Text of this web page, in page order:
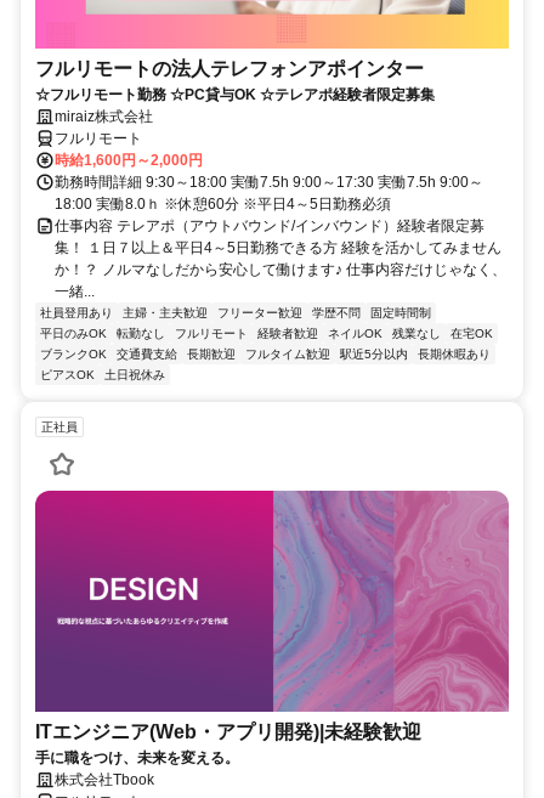
フルリモートの法人テレフォンアポインター
☆フルリモート勤務 ☆PC貸与OK ☆テレアポ経験者限定募集
miraiz株式会社
フルリモート
時給1,600円～2,000円
勤務時間詳細 9:30～18:00 実働7.5h 9:00～17:30 実働7.5h 9:00～
18:00 実働8.0ｈ ※休憩60分 ※平日4～5日勤務必須
仕事内容 テレアポ（アウトバウンド/インバウンド）経験者限定募
集！ １日７以上＆平日4～5日勤務できる方 経験を活かしてみません
か！？ ノルマなしだから安心して働けます♪ 仕事内容だけじゃなく、
一緒...
社員登用あり 主婦・主夫歓迎 フリーター歓迎 学歴不問
固定時間制
平日のみOK
転勤なし フルリモート 経験者歓迎 ネイルOK 残業なし
在宅OK
ブランクOK
交通費支給 長期歓迎 フルタイム歓迎 駅近5分以内
長期休暇あり
ピアスOK
土日祝休み
正社員
ITエンジニア(Web・アプリ開発)|未経験歓迎
手に職をつけ、未来を変える。
株式会社Tbook